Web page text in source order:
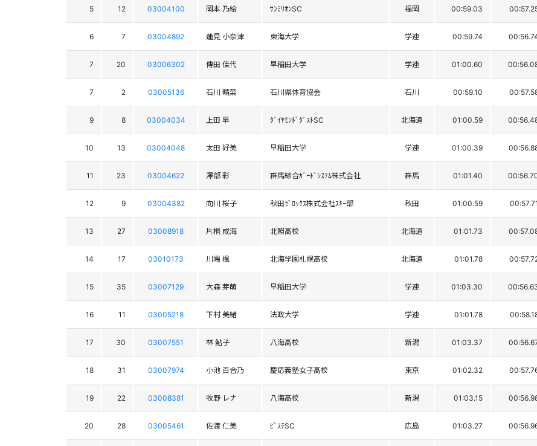
5 12 03004100 岡本 乃絵 ｻﾝﾐﾘｵﾝSC 福岡 00:59.03
6 7 03004892 蓮見 小奈津 東海大学 学連 00:59.74
7 20 03006302 傳田 佳代 早稲田大学 学連 01:00.60
7 2 03005136 石川 晴菜 石川県体育協会 石川 00:59.10
9 8 03004034 上田 皐 ﾀﾞｲﾔﾓﾝﾄﾞﾀﾞｽﾄSC 北海道 01:00.59
10 13 03004048 太田 好美 早稲田大学 学連 01:00.39
11 23 03004622 澤部 彩 群馬綜合ｶﾞｰﾄﾞｼｽﾃﾑ株式会社 群馬 01:01.40
12 9 03004382 向川 桜子 秋田ｾﾞﾛｯｸｽ株式会社ｽｷｰ部 秋田 01:00.59 00:57.71
13 27 03008918 片桐 成海 北照高校 北海道 01:01.73
14 17 03010173 川端 楓 北海学園札幌高校 北海道 01:01.78
15 35 03007129 大森 芽萌 早稲田大学 学連 01:03.30
16 11 03005218 下村 美緒 法政大学 学連 01:01.78
17 30 03007551 林 鮎子 八海高校 新潟 01:03.37
18 31 03007974 小池 百合乃 慶応義塾女子高校 東京 01:02.32
19 22 03008381 牧野 レナ 八海高校 新潟 01:03.15
20 28 03005461 佐渡 仁美 ﾋﾟｽﾃSC 広島 01:03.27